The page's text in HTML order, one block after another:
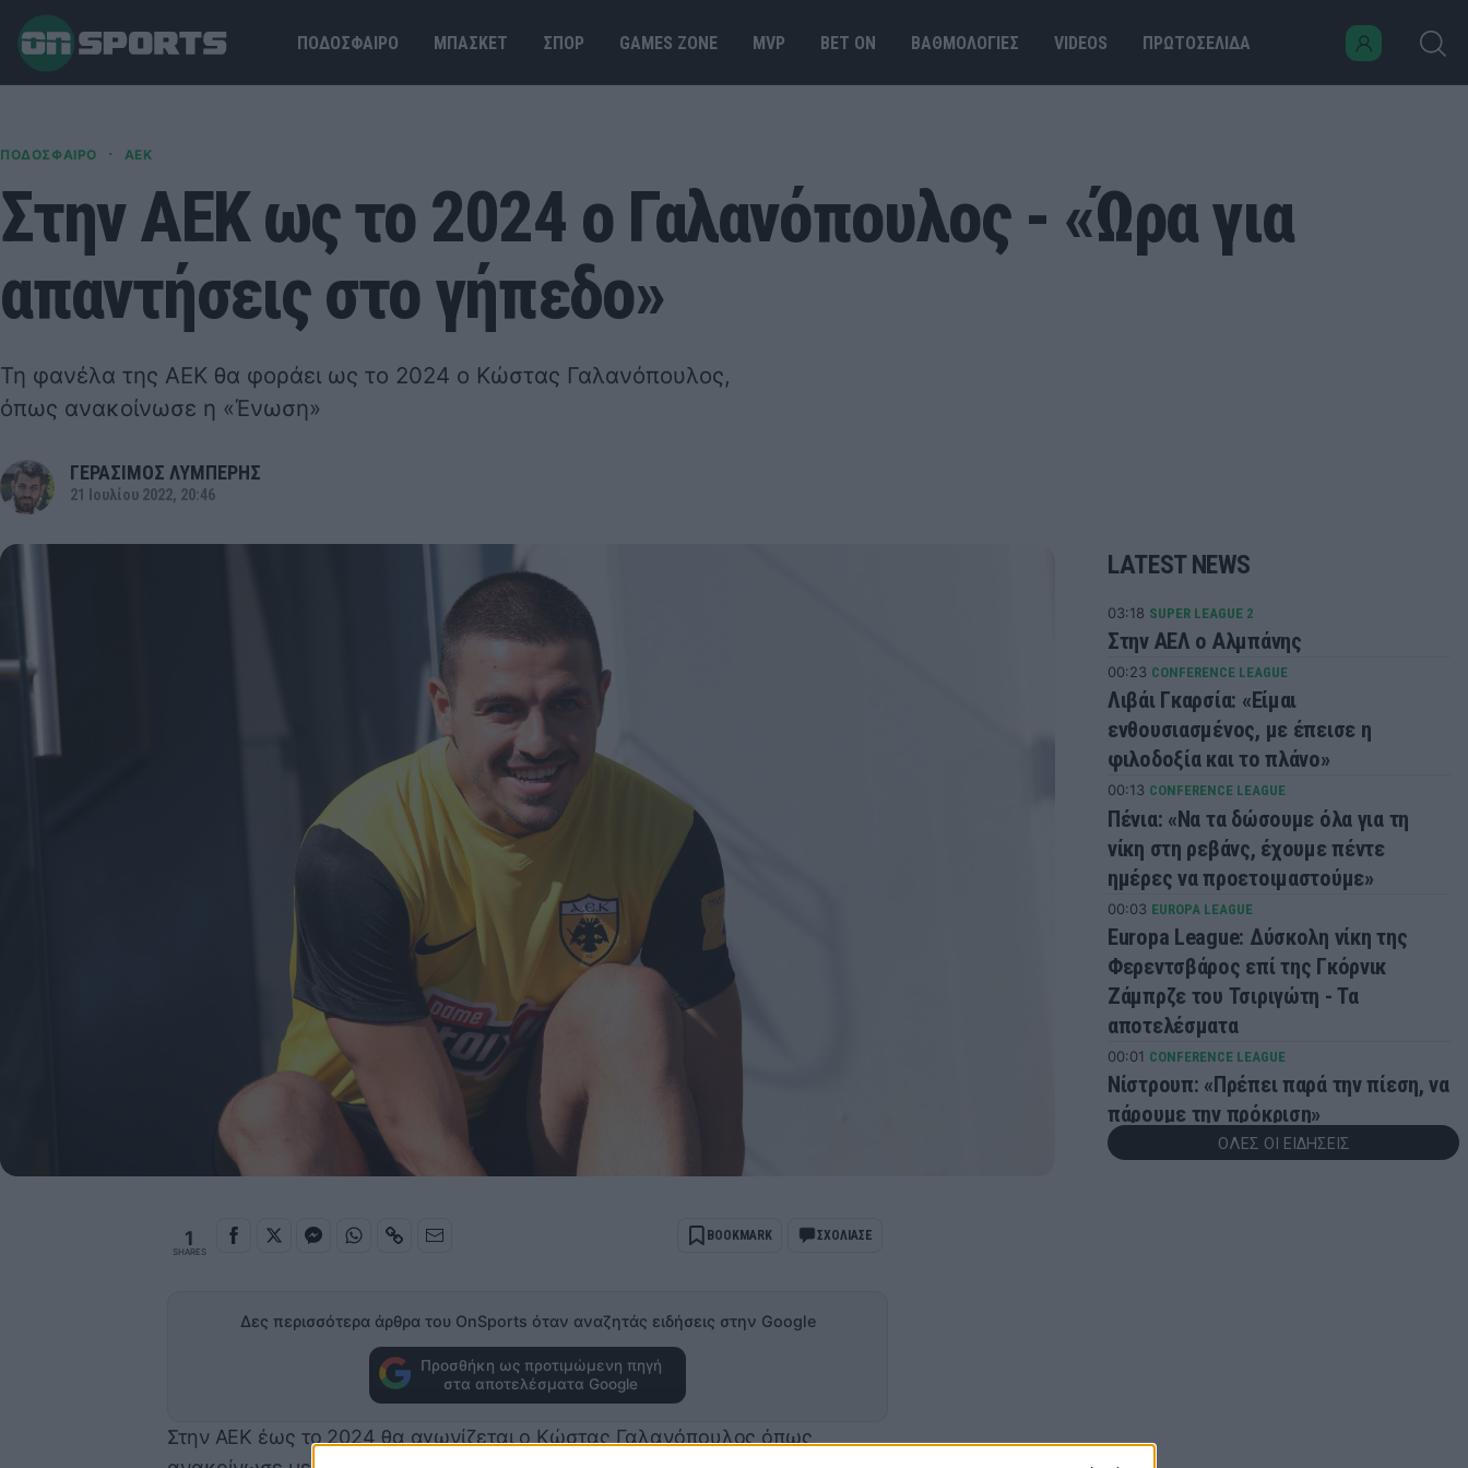
ΠΟΔΟΣΦΑΙΡΟ ΜΠΑΣΚΕΤ ΣΠΟΡ GAMES ΖΟΝΕ MVP BET ΟΝ ΒΑΘΜΟΛΟΓΙΕΣ VIDEOS ΠΡΩΤΟΣΕΛΙΔΑ
ΠΟΔΟΣΦΑΙΡΟ · ΑΕΚ
Στην ΑΕΚ ως το 2024 ο Γαλανόπουλος - «Ώρα για
απαντήσεις στο γήπεδο»
Τη φανέλα της ΑΕΚ θα φοράει ως το 2024 ο Κώστας Γαλανόπουλος,
όπως ανακοίνωσε η «Ένωση»
ΓΕΡΑΣΙΜΟΣ ΛΥΜΠΕΡΗΣ
21 Ιουλίου 2022, 20:46
1
SHARES
BOOKMARK ΣΧΟΛΙΑΣΕ
Δες περισσότερα άρθρα του OnSports όταν αναζητάς ειδήσεις στην Google
Προσθήκη ως προτιμώμενη πηγή
στα αποτελέσματα Google
Στην ΑΕΚ έως το 2024 θα αγωνίζεται ο Κώστας Γαλανόπουλος όπως
LATEST NEWS
03:18 SUPER LEAGUE 2
Στην ΑΕΛ ο Αλμπάνης
00:23 CONFERENCE LEAGUE
Λιβάι Γκαρσία: «Είμαι
ενθουσιασμένος, με έπεισε η
φιλοδοξία και το πλάνο»
00:13 CONFERENCE LEAGUE
Πένια: «Να τα δώσουμε όλα για τη
νίκη στη ρεβάνς, έχουμε πέντε
ημέρες να προετοιμαστούμε»
00:03 EUROPA LEAGUE
Europa League: Δύσκολη νίκη της
Φερεντσβάρος επί της Γκόρνικ
Ζάμπρζε του Τσιριγώτη - Τα
αποτελέσματα
00:01 CONFERENCE LEAGUE
Νίστρουπ: «Πρέπει παρά την πίεση, να
πάρουμε την πρόκριση»
23:56 CHAMPIONS LEAGUE
πρόκρισης για τον Απόλλων Λεμεσού
ΟΛΕΣ ΟΙ ΕΙΔΗΣΕΙΣ